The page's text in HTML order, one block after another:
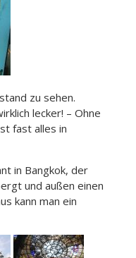
zu sehen.
lecker! – Ohne
fast alles in
in Bangkok, der
und außen einen
kann man ein